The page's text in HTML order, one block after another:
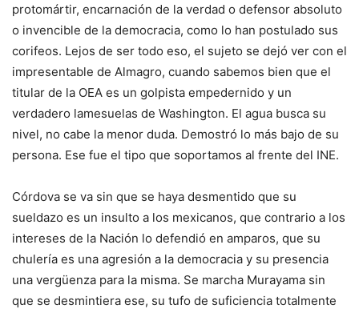
protomártir, encarnación de la verdad o defensor absoluto
o invencible de la democracia, como lo han postulado sus
corifeos. Lejos de ser todo eso, el sujeto se dejó ver con el
impresentable de Almagro, cuando sabemos bien que el
titular de la OEA es un golpista empedernido y un
verdadero lamesuelas de Washington. El agua busca su
nivel, no cabe la menor duda. Demostró lo más bajo de su
persona. Ese fue el tipo que soportamos al frente del INE.
Córdova se va sin que se haya desmentido que su
sueldazo es un insulto a los mexicanos, que contrario a los
intereses de la Nación lo defendió en amparos, que su
chulería es una agresión a la democracia y su presencia
una vergüenza para la misma. Se marcha Murayama sin
que se desmintiera ese, su tufo de suficiencia totalmente